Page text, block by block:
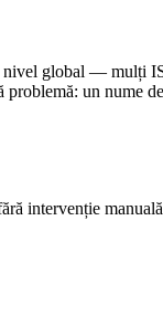
nivel global — mulți
un nume
intervenție manuală